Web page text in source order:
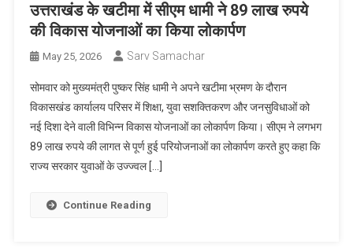
उत्तराखंड के खटीमा में सीएम धामी ने 89 लाख रुपये
की विकास योजनाओं का किया लोकार्पण
May 25, 2026 Sarv Samachar
सोमवार को मुख्यमंत्री पुष्कर सिंह धामी ने अपने खटीमा भ्रमण के दौरान
विकासखंड कार्यालय परिसर में शिक्षा, युवा सशक्तिकरण और जनसुविधाओं को
नई दिशा देने वाली विभिन्न विकास योजनाओं का लोकार्पण किया। सीएम ने लगभग
89 लाख रुपये की लागत से पूर्ण हुई परियोजनाओं का लोकार्पण करते हुए कहा कि
राज्य सरकार युवाओं के उज्ज्वल […]
Continue Reading